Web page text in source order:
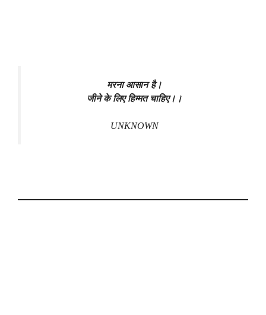
मरना आसान है।
जीने के लिए हिम्मत चाहिए।।
UNKNOWN